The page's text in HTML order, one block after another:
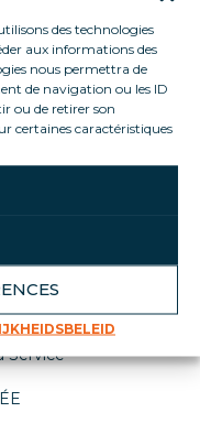
des technologies
aux informations des
nous permettra de
de navigation ou les ID
ou de retirer son
certaines caractéristiques
ons op
Service